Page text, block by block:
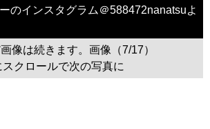
のインスタグラム＠588472nanatsuよ
像は続きます。画像（7/17）
スクロールで次の写真に